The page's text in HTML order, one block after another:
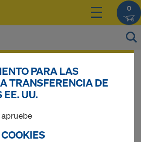
0
madera
PARA LAS
TRANSFERENCIA DE
EE. UU.